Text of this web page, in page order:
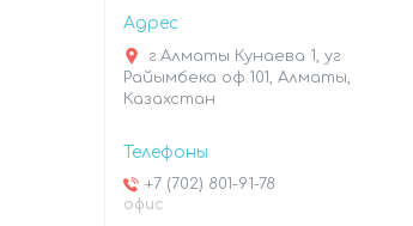
г.Алматы Кунаева 1, уг
Райымбека оф.101, Алматы,
Казахстан
+7 (702) 801-91-78
офис